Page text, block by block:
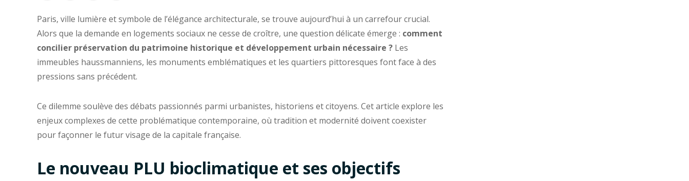
Paris, ville lumière et symbole de l’élégance architecturale, se trouve aujourd’hui à un carrefour crucial.
Alors que la demande en logements sociaux ne cesse de croître, une question délicate émerge : comment
concilier préservation du patrimoine historique et développement urbain nécessaire ? Les
immeubles haussmanniens, les monuments emblématiques et les quartiers pittoresques font face à des
pressions sans précédent.
Ce dilemme soulève des débats passionnés parmi urbanistes, historiens et citoyens. Cet article explore les
enjeux complexes de cette problématique contemporaine, où tradition et modernité doivent coexister
pour façonner le futur visage de la capitale française.
Le nouveau PLU bioclimatique et ses objectifs